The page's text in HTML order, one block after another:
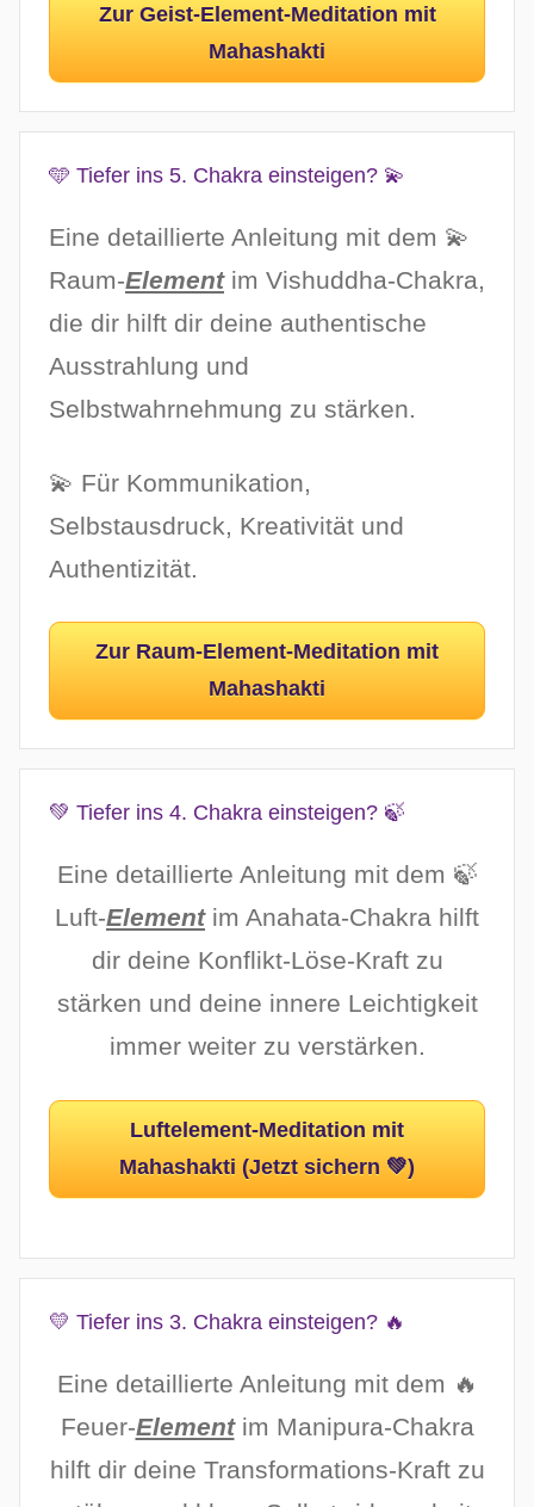
Zur Geist-Element-Meditation mit
Mahashakti
🩵 Tiefer ins 5. Chakra einsteigen? 💫
Eine detaillierte Anleitung mit dem 💫
Raum-Elementim Vishuddha-Chakra,
die dir hilft dir deine authentische
Ausstrahlung und
Selbstwahrnehmung zu stärken.
💫 Für Kommunikation,
Selbstausdruck, Kreativität und
Authentizität.
Zur Raum-Element-Meditation mit
Mahashakti
💚 Tiefer ins 4. Chakra einsteigen? 🍃
Eine detaillierte Anleitung mit dem 🍃
Luft-Elementim Anahata-Chakra hilft
dir deine Konflikt-Löse-Kraft zu
stärken und deine innere Leichtigkeit
immer weiter zu verstärken.
Luftelement-Meditation mit
Mahashakti (Jetzt sichern 💚)
💛 Tiefer ins 3. Chakra einsteigen? 🔥
Eine detaillierte Anleitung mit dem 🔥
Feuer-Elementim Manipura-Chakra
hilft dir deine Transformations-Kraft zu